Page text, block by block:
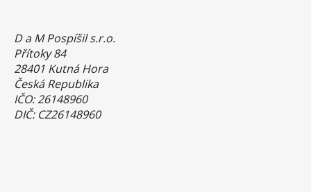
D a M Pospíšil s.r.o.
Přítoky 84
28401 Kutná Hora
Česká Republika
IČO: 26148960
DIČ: CZ26148960